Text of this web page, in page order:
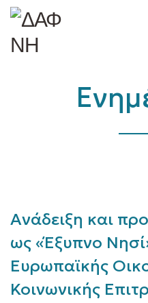
Ανάδειξη και
ως «Έξυπνο
Ευρωπαϊκής
Κοινωνικής